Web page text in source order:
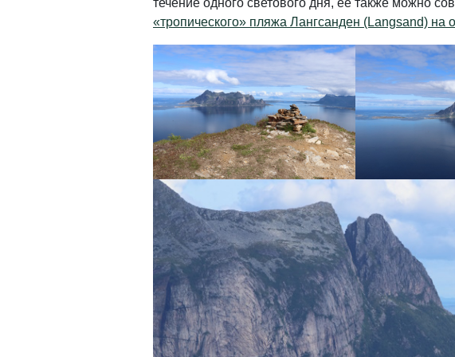
течение одного светового дня, её также можно
«тропического» пляжа Лангсанден (Langsand) на